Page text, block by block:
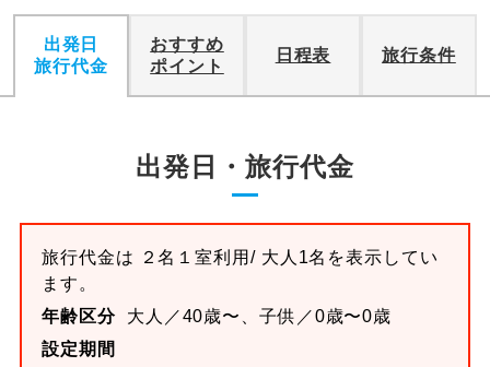
出発日
旅行代金
おすすめ
ポイント
日程表 旅行条件
出発日・旅行代金
旅行代金は ２名１室利用/ 大人1名を表示してい
ます。
年齢区分
大人／40歳〜、子供／0歳〜0歳
設定期間